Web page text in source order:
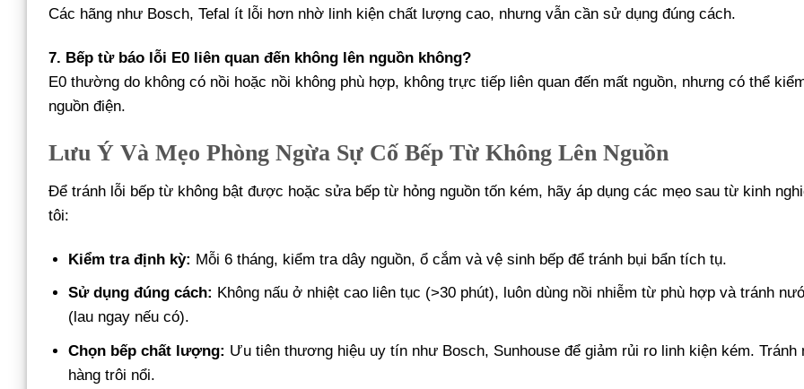
Các hãng như Bosch, Tefal ít lỗi hơn nhờ linh kiện chất lượng cao, nhưng vẫn cần sử dụng đúng cách.
7. Bếp từ báo lỗi E0 liên quan đến không lên nguồn không?
E0 thường do không có nồi hoặc nồi không phù hợp, không trực tiếp liên quan đến mất nguồn, nhưng có thể
nguồn điện.
Lưu Ý Và Mẹo Phòng Ngừa Sự Cố Bếp Từ Không Lên Nguồn
Để tránh lỗi bếp từ không bật được hoặc sửa bếp từ hỏng nguồn tốn kém, hãy áp dụng các mẹo sau từ kinh
tôi:
Kiểm tra định kỳ: Mỗi 6 tháng, kiểm tra dây nguồn, ổ cắm và vệ sinh bếp để tránh bụi bẩn tích tụ.
Sử dụng đúng cách: Không nấu ở nhiệt cao liên tục (>30 phút), luôn dùng nồi nhiễm từ phù hợp và tránh
(lau ngay nếu có).
Chọn bếp chất lượng: Ưu tiên thương hiệu uy tín như Bosch, Sunhouse để giảm rủi ro linh kiện kém. Tránh
hàng trôi nổi.